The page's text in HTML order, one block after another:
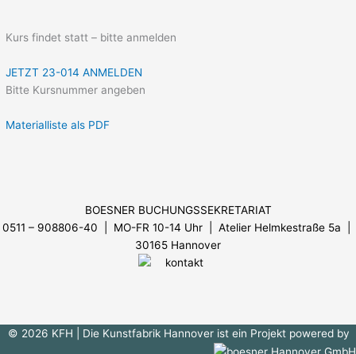
Kurs findet statt – bitte anmelden
JETZT 23-014 ANMELDEN
Bitte Kursnummer angeben
Materialliste als PDF
BOESNER BUCHUNGSSEKRETARIAT
0511 – 908806-40 | MO-FR 10-14 Uhr
| Atelier Helmkestraße 5a |
30165 Hannover
© 2026 KFH | Die Kunstfabrik Hannover ist ein Projekt powered by